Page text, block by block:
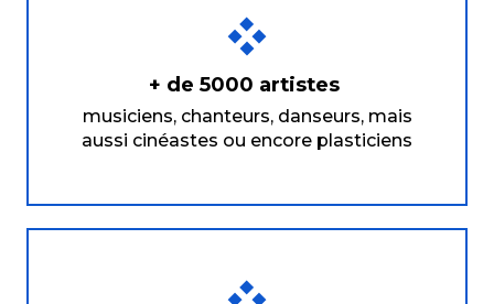
+ de 5000 artistes
musiciens, chanteurs, danseurs, mais
aussi cinéastes ou encore plasticiens